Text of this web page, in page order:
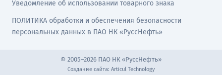
Уведомление об использовании товарного знака
ПОЛИТИКА обработки и обеспечения безопасности
персональных данных в ПАО НК «РуссНефть»
© 2005–2026 ПАО НК «РуссНефть»
Создание сайта: Articul Technology